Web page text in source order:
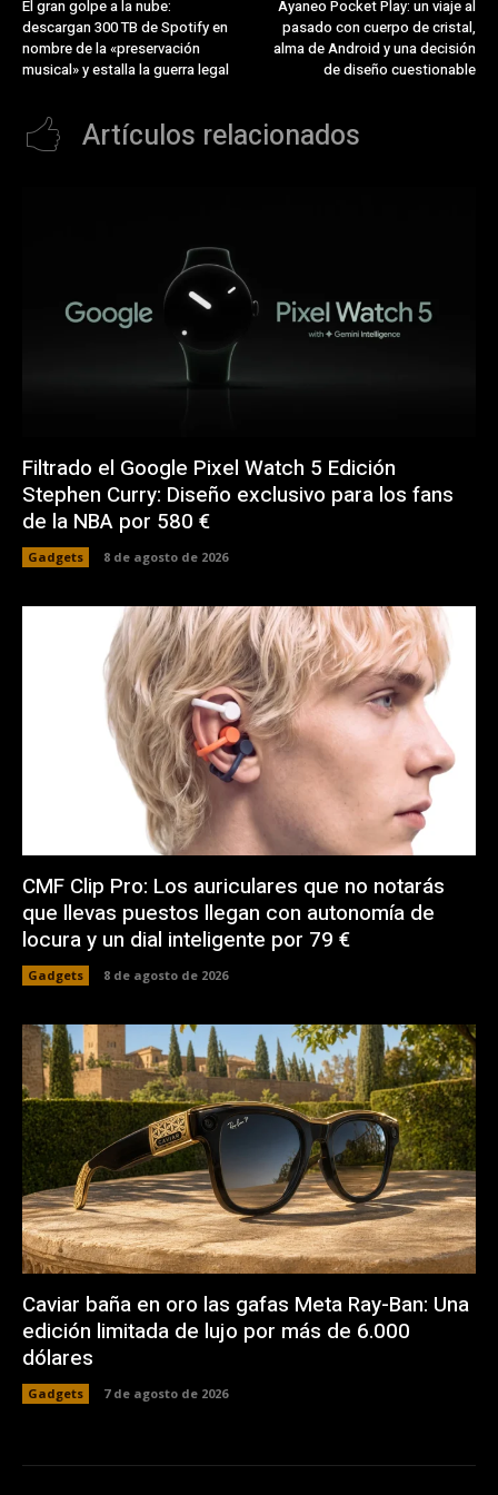
El gran golpe a la nube:
descargan 300 TB de Spotify en
nombre de la «preservación
musical» y estalla la guerra legal
Ayaneo Pocket Play: un viaje al
pasado con cuerpo de cristal,
alma de Android y una decisión
de diseño cuestionable
Artículos relacionados
Filtrado el Google Pixel Watch 5 Edición
Stephen Curry: Diseño exclusivo para los fans
de la NBA por 580 €
Gadgets 8 de agosto de 2026
CMF Clip Pro: Los auriculares que no notarás
que llevas puestos llegan con autonomía de
locura y un dial inteligente por 79 €
Gadgets 8 de agosto de 2026
Caviar baña en oro las gafas Meta Ray-Ban: Una
edición limitada de lujo por más de 6.000
dólares
Gadgets 7 de agosto de 2026